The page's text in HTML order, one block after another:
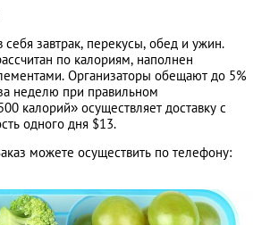
завтрак, перекусы, обед и ужин.
по калориям, наполнен
Организаторы обещают до 5%
неделю при правильном
калорий» осуществляет доставку с
одного дня $13.
можете осуществить по телефону: